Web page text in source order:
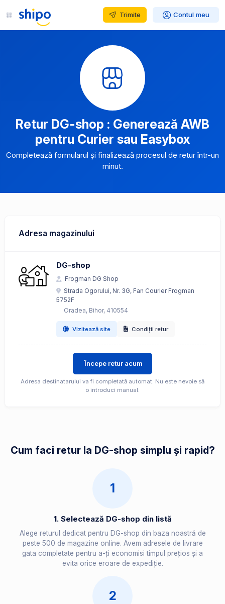
Trimite Contul meu
Retur DG-shop : Generează AWB
pentru Curier sau Easybox
Completează formularul și finalizează procesul de retur într-un
minut.
Adresa magazinului
DG-shop
Frogman DG Shop
Strada Ogorului, Nr. 3G, Fan Courier Frogman
5752F
Oradea, Bihor, 410554
Vizitează site Condiții retur
Începe retur acum
Adresa destinatarului va fi completată automat. Nu este nevoie să
o introduci manual.
Cum faci retur la DG-shop simplu și rapid?
1
1. Selectează DG-shop din listă
Alege returul dedicat pentru DG-shop din baza noastră de
peste 500 de magazine online. Avem adresele de livrare
gata completate pentru a-ți economisi timpul prețios și a
evita orice eroare de expediție.
2